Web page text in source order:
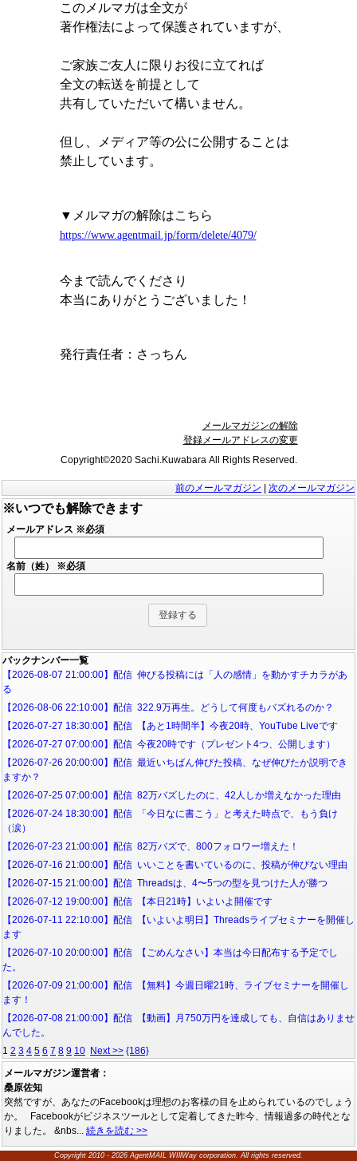
このメルマガは全文が
著作権法によって保護されていますが、
ご家族ご友人に限りお役に立てれば
全文の転送を前提として
共有していただいて構いません。
但し、メディア等の公に公開することは
禁止しています。
▼メルマガの解除はこちら
https://www.agentmail.jp/form/delete/4079/
今まで読んでくださり
本当にありがとうございました！
発行責任者： さっちん
メールマガジンの解除
登録メールアドレスの変更
Copyright©2020 Sachi.Kuwabara All Rights Reserved.
前のメールマガジン 次のメールマガジン
※いつでも解除できます
メールアドレス ※必須
名前（姓） ※必須
バックナンバー一覧
【2026-08-07 21:00:00】配信 伸びる投稿には「人の感情」を動かすチカラがあ
る
【2026-08-06 22:10:00】配信 322.9万再生。どうして何度もバズれるのか？
【2026-07-27 18:30:00】配信 【あと1時間半】今夜20時、YouTube Liveです
【2026-07-27 07:00:00】配信 今夜20時です（プレゼント4つ、公開します）
【2026-07-26 20:00:00】配信 最近いちばん伸びた投稿、なぜ伸びたか説明でき
ますか？
【2026-07-25 07:00:00】配信 82万バズしたのに、42人しか増えなかった理由
【2026-07-24 18:30:00】配信 「今日なに書こう」と考えた時点で、もう負け
（涙）
【2026-07-23 21:00:00】配信 82万バズで、800フォロワー増えた！
【2026-07-16 21:00:00】配信 いいことを書いているのに、投稿が伸びない理由
【2026-07-15 21:00:00】配信 Threadsは、4〜5つの型を見つけた人が勝つ
【2026-07-12 19:00:00】配信 【本日21時】いよいよ開催です
【2026-07-11 22:10:00】配信 【いよいよ明日】Threadsライブセミナーを開催し
ます
【2026-07-10 20:00:00】配信 【ごめんなさい】本当は今日配布する予定でし
た。
【2026-07-09 21:00:00】配信 【無料】今週日曜21時、ライブセミナーを開催し
ます！
【2026-07-08 21:00:00】配信 【動画】月750万円を達成しても、自信はありませ
んでした。
1 2 3 4 5 6 7 8 9 10 Next >> {186}
メールマガジン運営者：
桑原佐知
突然ですが、あなたのFacebookは理想のお客様の目を止められているのでしょう
か。 Facebookがビジネスツールとして定着してきた昨今、情報過多の時代とな
りました。 &nbs... 続きを読む >>
Copyright 2010 - 2026 AgentMAIL WIllWay corporation. All rights reserved.